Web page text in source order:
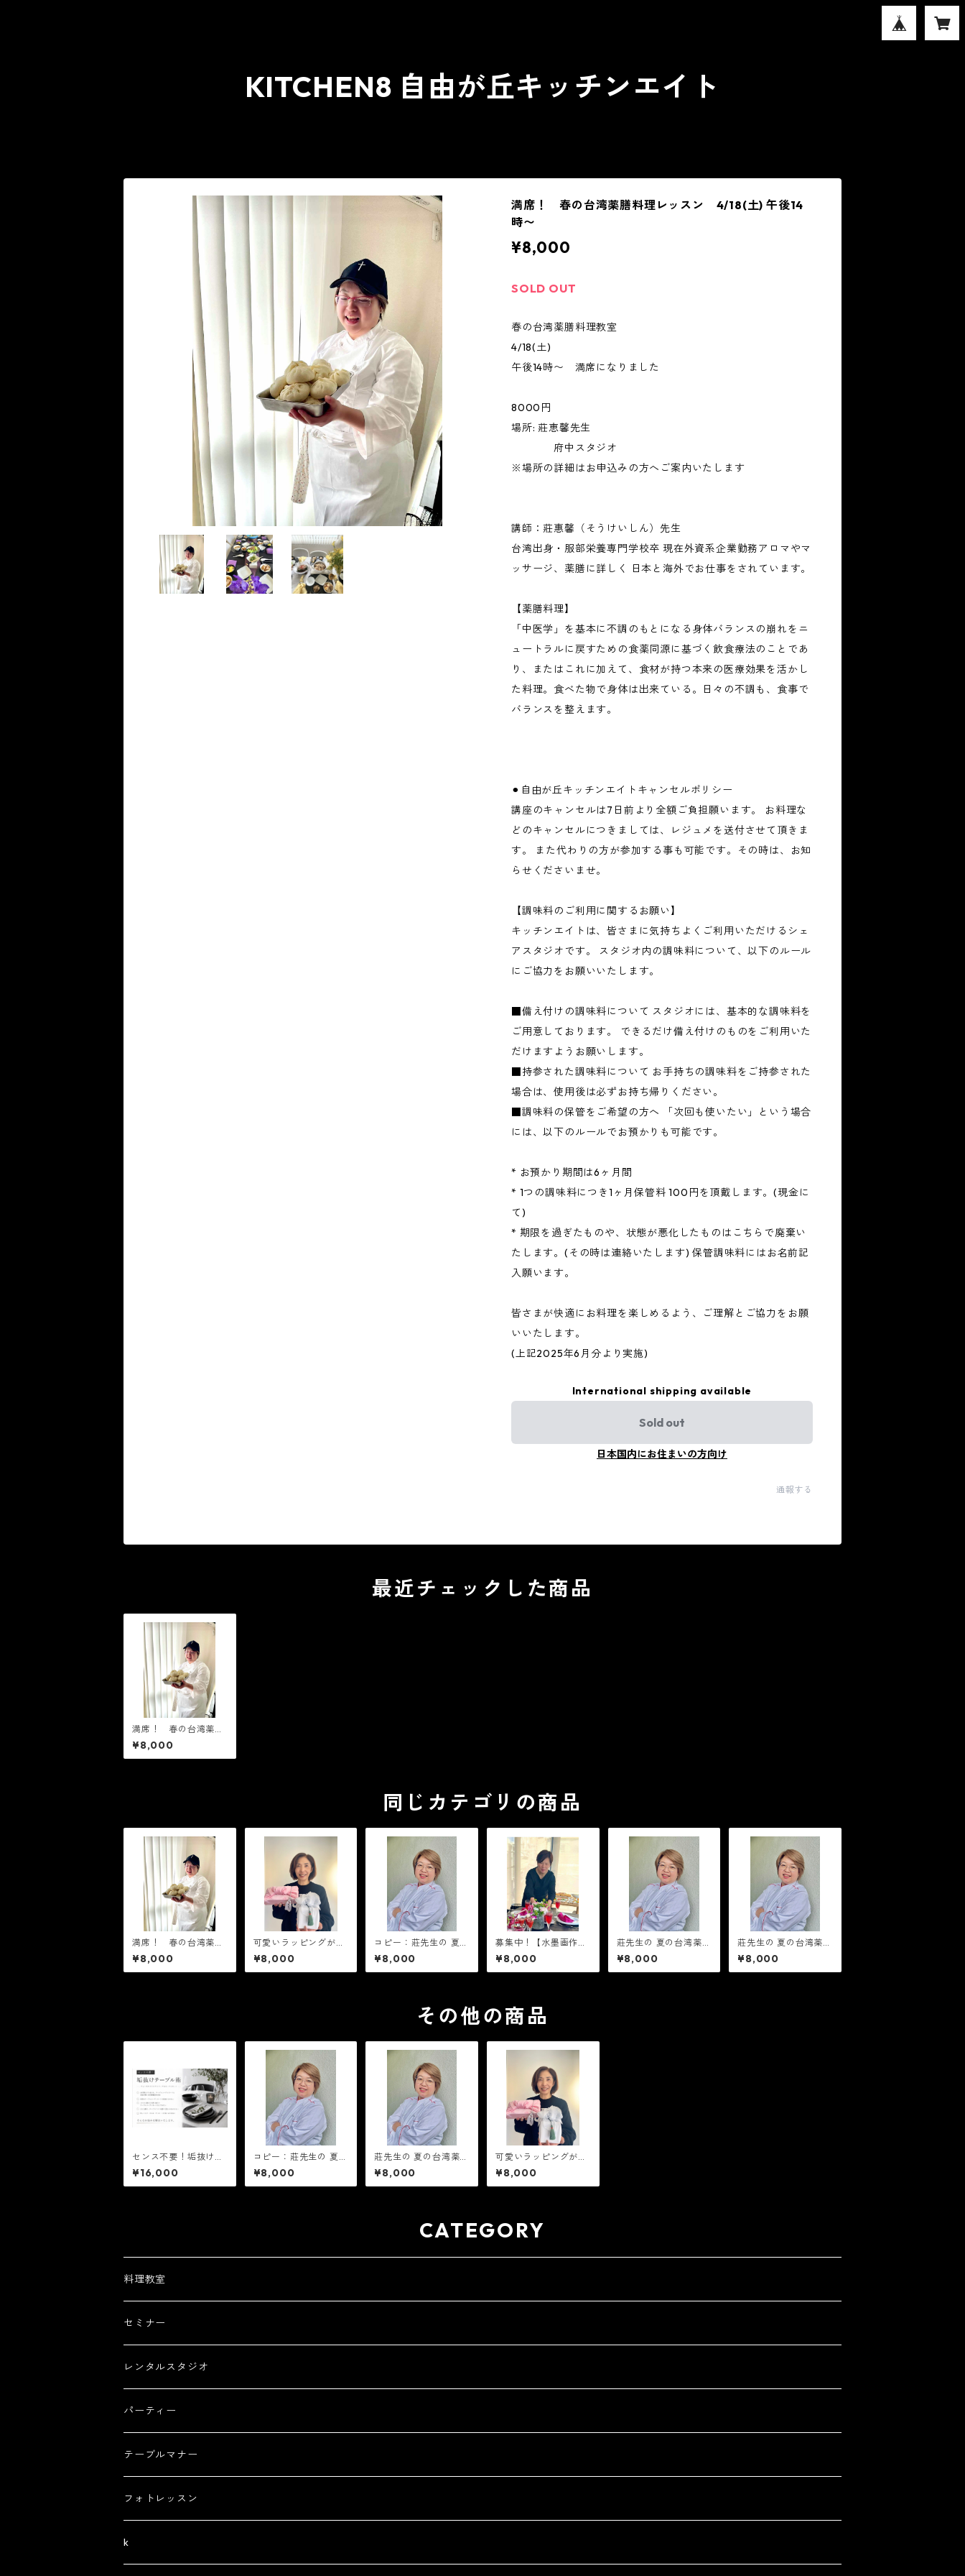
KITCHEN8 自由が丘キッチンエイト
満席！ 春の台湾薬膳料理レッスン 4/18(土) 午後14
時〜
¥8,000
SOLD OUT
春の台湾薬膳料理教室
4/18(土)
午後14時〜 満席になりました
8000円
場所: 莊恵馨先生
府中スタジオ
※場所の詳細はお申込みの方へご案内いたします
講師：莊惠馨（そうけいしん）先生
台湾出身・服部栄養専門学校卒 現在外資系企業勤務アロマやマ
ッサージ、薬膳に詳しく 日本と海外でお仕事をされています。
【薬膳料理】
「中医学」を基本に不調のもとになる身体バランスの崩れをニ
ュートラルに戻すための食薬同源に基づく飲食療法のことであ
り、またはこれに加えて、食材が持つ本来の医療効果を活かし
た料理。食べた物で身体は出来ている。日々の不調も、食事で
バランスを整えます。
⚫︎自由が丘キッチンエイトキャンセルポリシー
講座のキャンセルは7日前より全額ご負担願います。 お料理な
どのキャンセルにつきましては、レジュメを送付させて頂きま
す。 また代わりの方が参加する事も可能です。その時は、お知
らせくださいませ。
【調味料のご利用に関するお願い】
キッチンエイトは、皆さまに気持ちよくご利用いただけるシェ
アスタジオです。 スタジオ内の調味料について、以下のルール
にご協力をお願いいたします。
■備え付けの調味料について スタジオには、基本的な調味料を
ご用意しております。 できるだけ備え付けのものをご利用いた
だけますようお願いします。
■持参された調味料について お手持ちの調味料をご持参された
場合は、使用後は必ずお持ち帰りください。
■調味料の保管をご希望の方へ 「次回も使いたい」という場合
には、以下のルールでお預かりも可能です。
* お預かり期間は6ヶ月間
* 1つの調味料につき1ヶ月保管料 100円を頂戴します。(現金に
て)
* 期限を過ぎたものや、状態が悪化したものはこちらで廃棄い
たします。(その時は連絡いたします) 保管調味料にはお名前記
入願います。
皆さまが快適にお料理を楽しめるよう、ご理解とご協力をお願
いいたします。
(上記2025年6月分より実施)
International shipping available
Sold out
日本国内にお住まいの方向け
通報する
最近チェックした商品
満席！ 春の台湾薬膳
料理レッスン 4/18
(土) 午後14時〜
¥8,000
同じカテゴリの商品
満席！ 春の台湾薬膳
料理レッスン 4/18
(土) 午前10時〜
¥8,000
可愛いラッピングが好
きな方へ♥ 韓国ポジャ
ギアートレッスン8月2
2日（土） 10時から
¥8,000
コピー：莊先生の 夏の
台湾薬膳料理教室 8月
29日(土)午後の部14
時〜
¥8,000
募集中！【水墨画作品
をテーブルに使ったお
料理教室】 日時4月11
日(土) 10:30〜13:30
¥8,000
莊先生の 夏の台湾薬膳
料理教室 7月18日(土)
午後の部14時〜
¥8,000
莊先生の 夏の台湾薬膳
料理教室 8月29日(土)
午前の部10時〜
¥8,000
その他の商品
センス不要！垢抜けテ
ーブル術
¥16,000
コピー：莊先生の 夏の
台湾薬膳料理教室 8月
29日(土)午後の部14
時〜
¥8,000
莊先生の 夏の台湾薬膳
料理教室 8月29日(土)
午前の部10時〜
¥8,000
可愛いラッピングが好
きな方へ♥ 韓国ポジャ
ギアートレッスン8月2
2日（土） 10時から
¥8,000
CATEGORY
料理教室
セミナー
レンタルスタジオ
パーティー
テーブルマナー
フォトレッスン
k